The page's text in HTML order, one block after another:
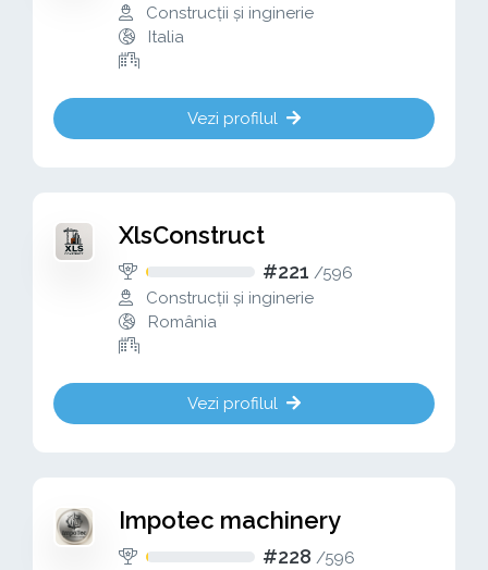
Construcții și inginerie
Italia
Vezi profilul
XlsConstruct
#221 /596
Construcții și inginerie
România
Vezi profilul
Impotec machinery
#228 /596